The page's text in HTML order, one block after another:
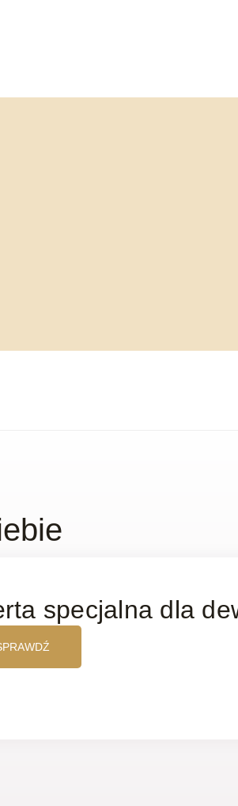
specjalna dla